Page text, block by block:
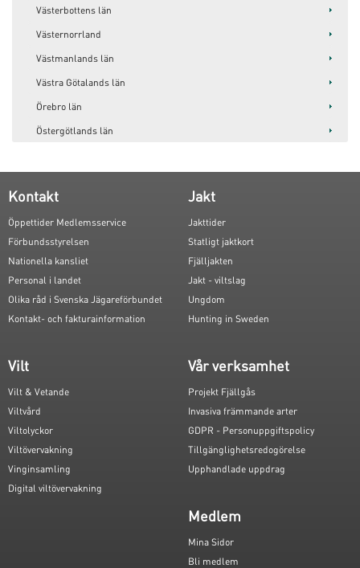
Västerbottens län
Västernorrland
Västmanlands län
Västra Götalands län
Örebro län
Östergötlands län
Kontakt
Öppettider Medlemsservice
Förbundsstyrelsen
Nationella kansliet
Personal i landet
Olika råd i Svenska Jägareförbundet
Kontakt- och fakturainformation
Jakt
Jakttider
Statligt jaktkort
Fjälljakten
Jakt - viltslag
Ungdom
Hunting in Sweden
Vilt
Vilt & Vetande
Viltvård
Viltolyckor
Viltövervakning
Vinginsamling
Digital viltövervakning
Vår verksamhet
Projekt Fjällgås
Invasiva främmande arter
GDPR - Personuppgiftspolicy
Tillgänglighetsredogörelse
Upphandlade uppdrag
Medlem
Mina Sidor
Bli medlem